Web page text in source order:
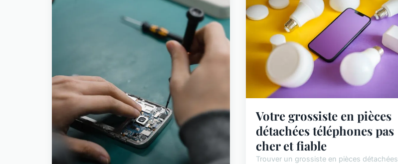
Votre grossiste en pièces
détachées téléphones pas
cher et fiable
Trouver un grossiste en pièces détachées